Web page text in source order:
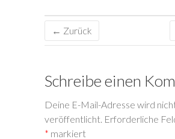
← Zurück
Schreibe einen
Deine E-Mail-Adresse wird
veröffentlicht. Erforderliche
* markiert